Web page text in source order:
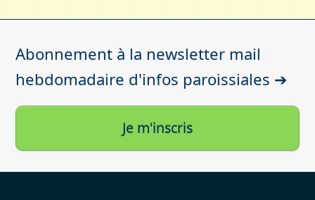
Abonnement à la newsletter mail
hebdomadaire d'infos paroissiales ➔
Je m'inscris